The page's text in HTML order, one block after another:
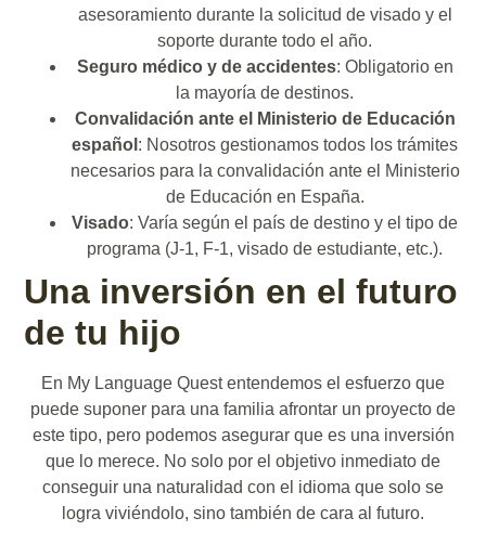
asesoramiento durante la solicitud de visado y el
soporte durante todo el año.
Seguro médico y de accidentes: Obligatorio en
la mayoría de destinos.
Convalidación ante el Ministerio de Educación
español : Nosotros gestionamos todos los trámites
necesarios para la convalidación ante el Ministerio
de Educación en España.
Visado: Varía según el país de destino y el tipo de
programa (J-1, F-1, visado de estudiante, etc.).
Una inversión en el futuro
de tu hijo
En My Language Quest entendemos el esfuerzo que
puede suponer para una familia afrontar un proyecto de
este tipo, pero podemos asegurar que es una inversión
que lo merece. No solo por el objetivo inmediato de
conseguir una naturalidad con el idioma que solo se
logra viviéndolo, sino también de cara al futuro.